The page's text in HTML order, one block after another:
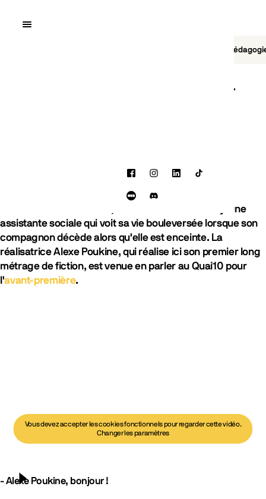
Quai10
FacebookInstagram
LinkedInTikTok
Letterboxd
Discord
Alexe Poukine : "J'ai hésité à jouer
Présenté en sélection à la Semaine de la Critique du
met en scène une jeune
assistante sociale qui voit sa vie bouleversée lorsque son
compagnon décède alors qu'elle est enceinte. La
réalisatrice Alexe Poukine, qui réalise ici son premier long
métrage de fiction, est venue en parler au Quai10 pour
l'avant-première.
Lancer la vidéo
Vous devez accepter les cookies fonctionnels pour regarder cette vidéo.
Changer les paramètres
- Alexe Poukine, bonjour !